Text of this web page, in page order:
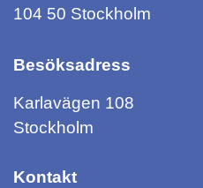
104 50 Stockholm
Besöksadress
Karlavägen 108
Stockholm
Kontakt